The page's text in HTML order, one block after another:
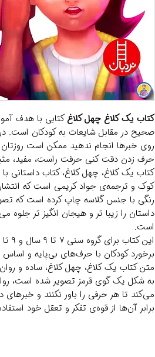
کتاب یک کلاغ چهل کلاغ کتابی با هدف
صحیح در مقابل شایعات به کودکان است.
روی خبرها انجام ندهید ممکن است
حرف زدن دقت کنی حرفت راست، مفید،
کتاب یک کلاغ، چهل کلاغ، کتاب داستانی
رنگی با جنس گلاسه چاپ کرده است که
داستان را زیبا تر و هیجان انگیز تر
است.
برخورد کودکان با حرف‌های بی‌پایه و
متن کتاب یک کلاغ، چهل کلاغ، ساده و
به شکل یک گوی قرمز تصویر شده است،
می‌کند تا هر حرفی را باور نکنند و خبرهای
برابر آن‌ها از قوه‌ی تفکر و تعقل خود